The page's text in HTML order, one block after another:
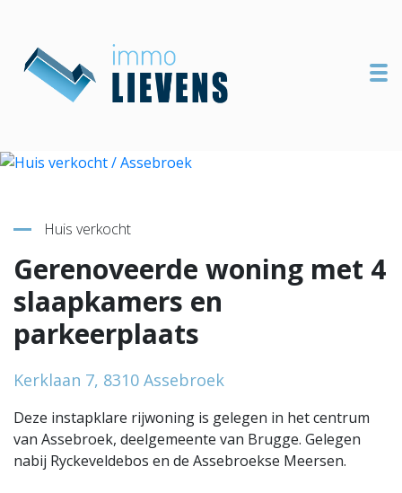
Terug naar overzicht
Huis verkocht
Gerenoveerde woning met 4
slaapkamers en
parkeerplaats
Kerklaan 7, 8310 Assebroek
Deze instapklare rijwoning is gelegen in het centrum
van Assebroek, deelgemeente van Brugge. Gelegen
nabij Ryckeveldebos en de Assebroekse Meersen.